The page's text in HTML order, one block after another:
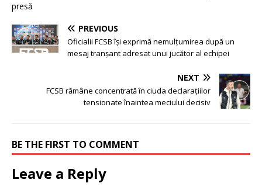
presă
PREVIOUS
Oficialii FCSB își exprimă nemulțumirea după un
mesaj tranșant adresat unui jucător al echipei
NEXT
FCSB rămâne concentrată în ciuda declarațiilor
tensionate înaintea meciului decisiv
BE THE FIRST TO COMMENT
Leave a Reply